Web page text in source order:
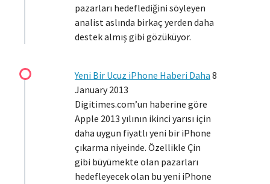
pazarları hedeflediğini söyleyen
analist aslında birkaç yerden daha
destek almış gibi gözüküyor.
Yeni Bir Ucuz iPhone Haberi Daha 8
January 2013
Digitimes.com’un haberine göre
Apple 2013 yılının ikinci yarısı için
daha uygun fiyatlı yeni bir iPhone
çıkarma niyeinde. Özellikle Çin
gibi büyümekte olan pazarları
hedefleyecek olan bu yeni iPhone